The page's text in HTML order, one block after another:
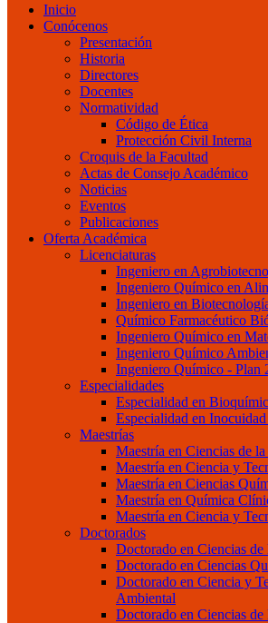
Inicio
Conócenos
Presentación
Historia
Directores
Docentes
Normatividad
Código de Ética
Protección Civil Interna
Croquis de la Facultad
Actas de Consejo Académico
Noticias
Eventos
Publicaciones
Oferta Académica
Licenciaturas
Ingeniero en
Ingeniero Químico en
Ingeniero en
Químico Farmacéutico
Ingeniero Químico en
Ingeniero Químico
Ingeniero Químico - Plan
Especialidades
Especialidad en
Especialidad en
Maestrías
Maestría en Ciencias de
Maestría en Ciencia y
Maestría en Ciencias
Maestría en Química
Maestría en Ciencia y
Doctorados
Doctorado en Ciencias
Doctorado en Ciencias
Doctorado en Ciencia y
Ambiental
Doctorado en Ciencias de